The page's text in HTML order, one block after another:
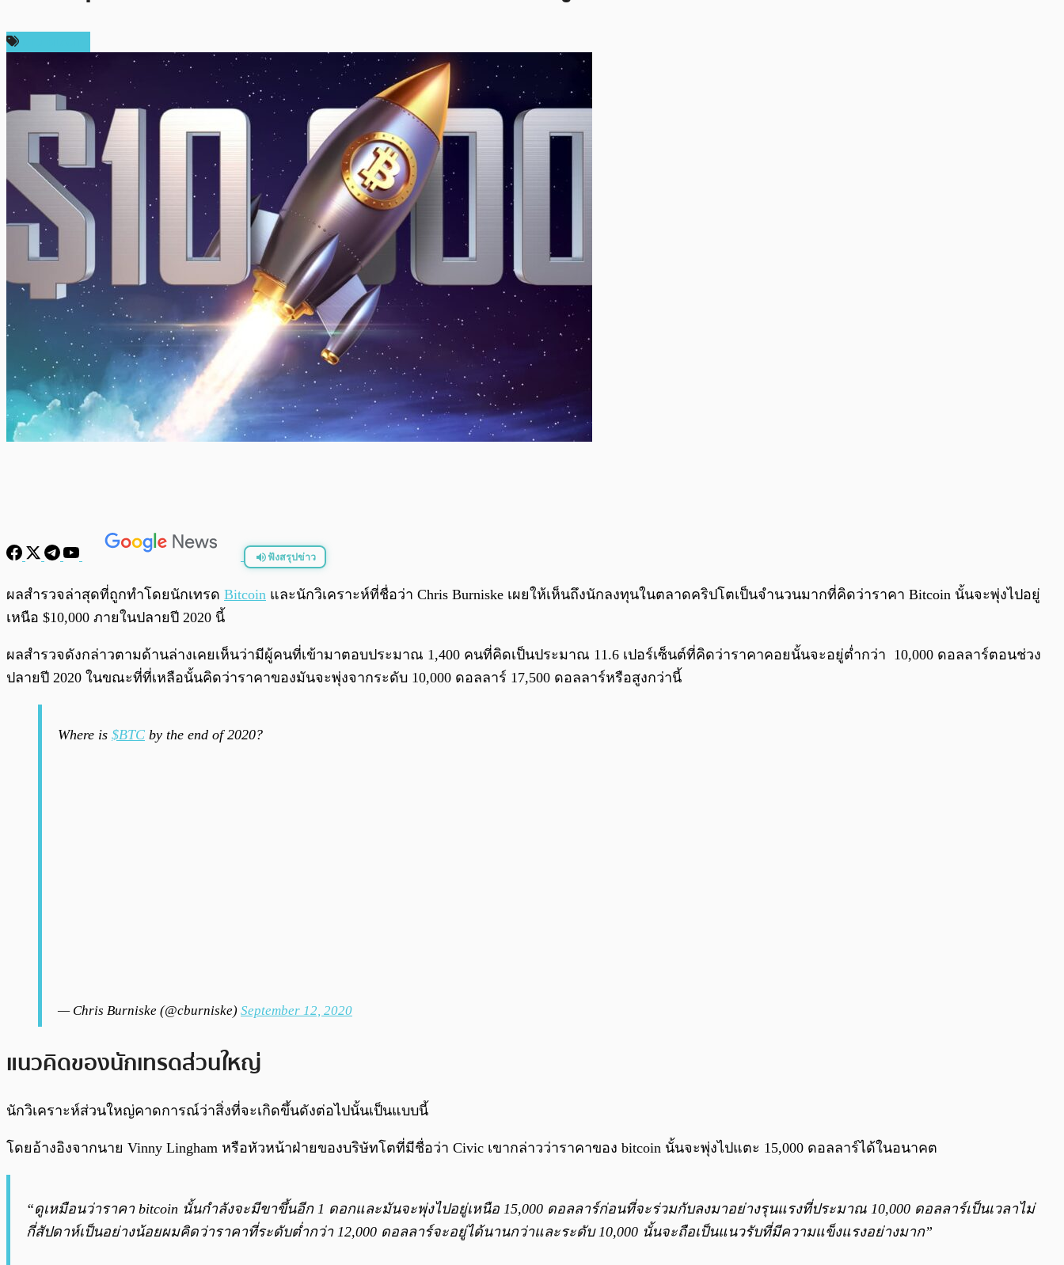
ฟังสรุปข่าว
พร้อมเล่น 0:00 0:00
ผลสำรวจล่าสุดที่ถูกทำโดยนักเทรด Bitcoin และนักวิเคราะห์ที่ชื่อว่า Chris Burniske เผยให้เห็นถึงนักลงทุนในตลาดคริปโตเป็นจำนวนมากที่คิดว่าราคา Bitcoin นั้นจะพุ่งไปอยู่
เหนือ $10,000 ภายในปลายปี 2020 นี้
ผลสำรวจดังกล่าวตามด้านล่างเคยเห็นว่ามีผู้คนที่เข้ามาตอบประมาณ 1,400 คนที่คิดเป็นประมาณ 11.6 เปอร์เซ็นต์ที่คิดว่าราคาคอยนั้นจะอยู่ต่ำกว่า 10,000 ดอลลาร์ตอนช่วง
ปลายปี 2020 ในขณะที่ที่เหลือนั้นคิดว่าราคาของมันจะพุ่งจากระดับ 10,000 ดอลลาร์ 17,500 ดอลลาร์หรือสูงกว่านี้
Where is $BTC by the end of 2020?
— Chris Burniske (@cburniske) September 12, 2020
แนวคิดของนักเทรดส่วนใหญ่
นักวิเคราะห์ส่วนใหญ่คาดการณ์ว่าสิ่งที่จะเกิดขึ้นดังต่อไปนั้นเป็นแบบนี้
โดยอ้างอิงจากนาย Vinny Lingham หรือหัวหน้าฝ่ายของบริษัทโตที่มีชื่อว่า Civic เขากล่าวว่าราคาของ bitcoin นั้นจะพุ่งไปแตะ 15,000 ดอลลาร์ได้ในอนาคต
“ดูเหมือนว่าราคา bitcoin นั้นกำลังจะมีขาขึ้นอีก 1 ดอกและมันจะพุ่งไปอยู่เหนือ 15,000 ดอลลาร์ก่อนที่จะร่วมกับลงมาอย่างรุนแรงที่ประมาณ 10,000 ดอลลาร์เป็นเวลาไม่
กี่สัปดาห์เป็นอย่างน้อยผมคิดว่าราคาที่ระดับต่ำกว่า 12,000 ดอลลาร์จะอยู่ได้นานกว่าและระดับ 10,000 นั้นจะถือเป็นแนวรับที่มีความแข็งแรงอย่างมาก”